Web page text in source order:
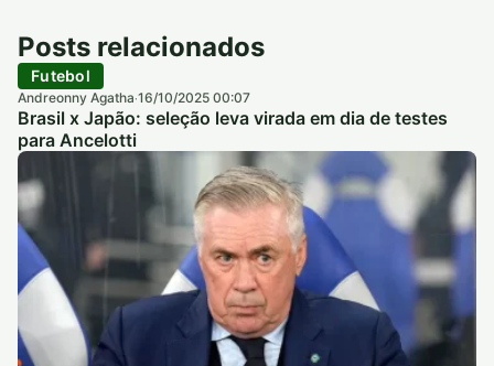
Posts relacionados
Futebol
Andreonny Agatha·16/10/2025 00:07
Brasil x Japão: seleção leva virada em dia de testes
para Ancelotti